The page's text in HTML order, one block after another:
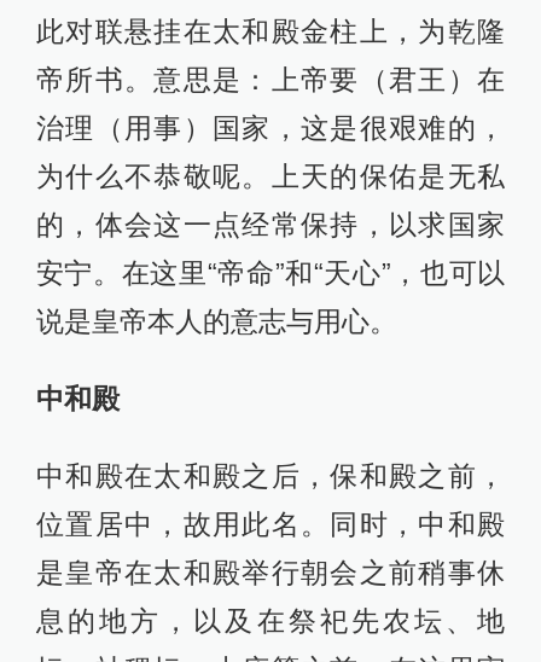
此对联悬挂在太和殿金柱上，为乾隆
帝所书。意思是：上帝要（君王）在
治理（用事）国家，这是很艰难的，
为什么不恭敬呢。上天的保佑是无私
的，体会这一点经常保持，以求国家
安宁。在这里“帝命”和“天心”，也可以
说是皇帝本人的意志与用心。
中和殿
中和殿在太和殿之后，保和殿之前，
位置居中，故用此名。同时，中和殿
是皇帝在太和殿举行朝会之前稍事休
息的地方，以及在祭祀先农坛、地